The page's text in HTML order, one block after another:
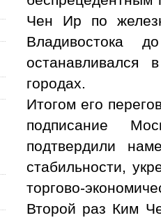
Чен Ир по
Владивостока
останавливался
городах.
Итогом его
подписание
подтвердили
стабильности,
торгово-
Второй раз Ким